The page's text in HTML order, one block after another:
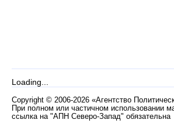
Loading...
Copyright © 2006-2026 «Агентство
При полном или частичном использовании
ссылка на "АПН Северо-Запад" обязательна